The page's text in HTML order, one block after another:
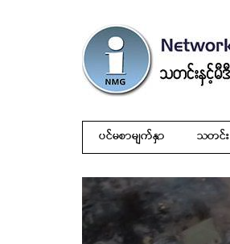
ပင်မစာမျက်နှာ သတင်း